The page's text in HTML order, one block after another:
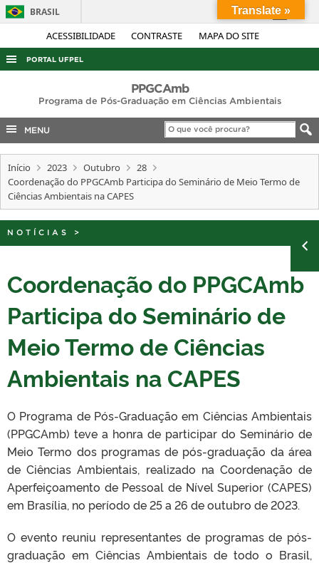
ACESSIBILIDADE CONTRASTE MAPA DO SITE
BRASIL
Simplifique!
Acesso à informação
Legislação
Canais
PORTAL UFPEL
AUDITORIA
COBALTO
CONCURSOS
EDITAIS
OUVIDORIA
TELEFONES
PPGCAmb
Programa de Pós-Graduação em Ciências Ambientais
MENU
Início 2023 Outubro
28
Coordenação do PPGCAmb Participa do Seminário de Meio Termo de
Ciências Ambientais na CAPES
NOTÍCIAS >
Coordenação do PPGCAmb
Participa do Seminário de
Meio Termo de Ciências
Ambientais na CAPES
O Programa de Pós-Graduação em Ciências Ambientais
(PPGCAmb) teve a honra de participar do Seminário de
Meio Termo dos programas de pós-graduação da área
de Ciências Ambientais, realizado na Coordenação de
Aperfeiçoamento de Pessoal de Nível Superior (CAPES)
em Brasília, no período de 25 a 26 de outubro de 2023.
O evento reuniu representantes de programas de pós-
graduação em Ciências Ambientais de todo o Brasil,
Translate »